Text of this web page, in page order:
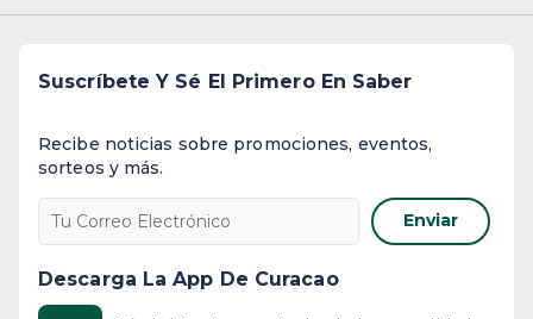
Suscríbete Y Sé El Primero En Saber
Recibe noticias sobre promociones, eventos,
sorteos y más.
Enviar
Descarga La App De Curacao